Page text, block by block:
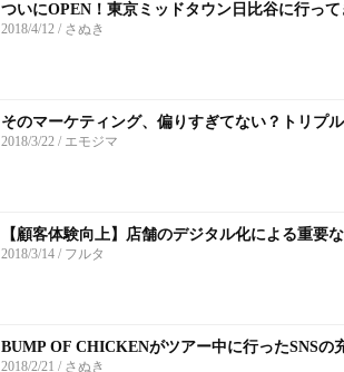
ついにOPEN！東京ミッドタウン日比谷に行って
2018/4/12 / さぬき
そのマーケティング、偏りすぎてない？トリプ
2018/3/22 / エモジマ
【顧客体験向上】店舗のデジタル化による重要
2018/3/14 / フルタ
BUMP OF CHICKENがツアー中に行ったSNSの
2018/2/21 / さぬき